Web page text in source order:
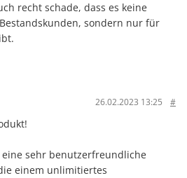
recht schade, dass es keine
sondern nur für
26.02.2023 13:25 #
eine sehr benutzerfreundliche
einem unlimitiertes